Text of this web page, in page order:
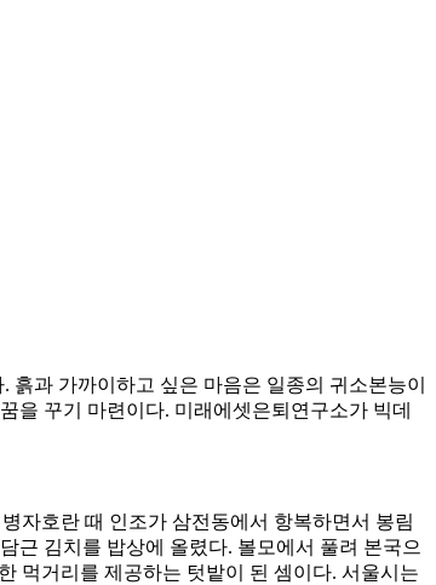
과 가까이하고 싶은 마음은 일종의 귀소본능이
을 꾸기 마련이다. 미래에셋은퇴연구소가 빅데
자호란 때 인조가 삼전동에서 항복하면서 봉림
근 김치를 밥상에 올렸다. 볼모에서 풀려 본국으
먹거리를 제공하는 텃밭이 된 셈이다. 서울시는